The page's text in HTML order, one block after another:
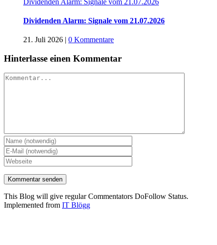
Dividenden Alarm: Signale vom 21.07.2026
21. Juli 2026 | 0 Kommentare
Hinterlasse einen Kommentar
Kommentar
This Blog will give regular Commentators DoFollow Status.
Implemented from IT Blögg